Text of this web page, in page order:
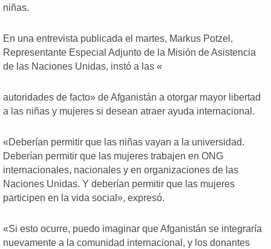
niñas.
En una entrevista publicada el martes, Markus Potzel,
Representante Especial Adjunto de la Misión de Asistencia
de las Naciones Unidas, instó a las «
autoridades de facto» de Afganistán a otorgar mayor libertad
a las niñas y mujeres si desean atraer ayuda internacional.
«Deberían permitir que las niñas vayan a la universidad.
Deberían permitir que las mujeres trabajen en ONG
internacionales, nacionales y en organizaciones de las
Naciones Unidas. Y deberían permitir que las mujeres
participen en la vida social», expresó.
«Si esto ocurre, puedo imaginar que Afganistán se integraría
nuevamente a la comunidad internacional, y los donantes